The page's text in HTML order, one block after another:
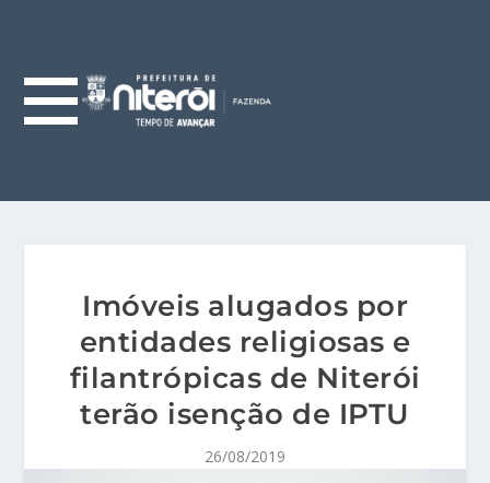
Imóveis alugados por
entidades religiosas e
filantrópicas de Niterói
terão isenção de IPTU
26/08/2019